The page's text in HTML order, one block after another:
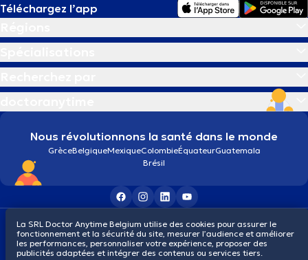
Téléchargez l’app
Nous révolutionnons la santé dans le monde
GrèceBelgiqueMexiqueColombieÉquateurGuatemala
Brésil
Conditions généralesCookiesPolitique de confidentialité
© 2026 doctoranytime
La SRL Doctor Anytime Belgium utilise des cookies pour assurer le
fonctionnement et la sécurité du site, mesurer l’audience et améliorer
les performances, personnaliser votre expérience, proposer des
publicités adaptées et intégrer des contenus ou services tiers.